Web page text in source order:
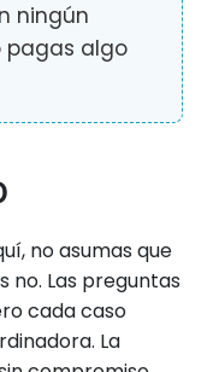
ningún
pagas algo
no asumas que
no. Las preguntas
cada caso
La